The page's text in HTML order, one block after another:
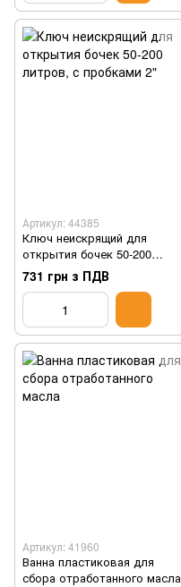
Артикул: 44385
Ключ неискрящий для
открытия бочек 50-200
литров, с пробками 2"
731 грн з ПДВ
Артикул: 41960
Ванна пластиковая для
сбора отработанного масла